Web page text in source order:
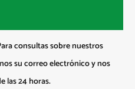
consultas sobre nuestros
su correo electrónico y nos
las 24 horas.